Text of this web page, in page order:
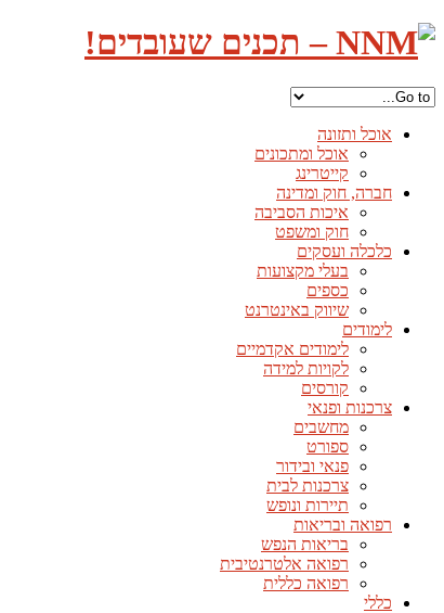
אוכל ותזונה
אוכל ומתכונים
קייטרינג
חברה, חוק ומדינה
איכות הסביבה
חוק ומשפט
כלכלה ועסקים
בעלי מקצועות
כספים
שיווק באינטרנט
לימודים
לימודים אקדמיים
לקויות למידה
קורסים
צרכנות ופנאי
מחשבים
ספורט
פנאי ובידור
צרכנות לבית
תיירות ונופש
רפואה ובריאות
בריאות הנפש
רפואה אלטרנטיבית
רפואה כללית
כללי